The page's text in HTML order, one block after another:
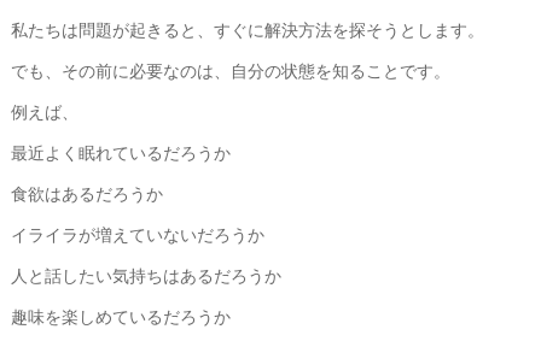
私たちは問題が起きると、すぐに解決方法を探そうとします。
でも、その前に必要なのは、自分の状態を知ることです。
例えば、
最近よく眠れているだろうか
食欲はあるだろうか
イライラが増えていないだろうか
人と話したい気持ちはあるだろうか
趣味を楽しめているだろうか